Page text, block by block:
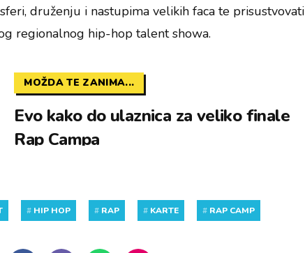
druženju i nastupima velikih faca te prisustvovati
regionalnog hip-hop talent showa.
MOŽDA TE ZANIMA...
Evo kako do ulaznica za veliko finale
Rap Campa
# HIP HOP # RAP # KARTE # RAP CAMP